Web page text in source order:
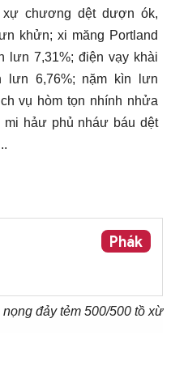
chương dệt dượn ók,
khửn; xi măng Portland
lưn 7,31%; điện vạy khài
lưn 6,76%; nặm kìn lưn
vụ hòm tọn nhính nhửa
hảư phủ nháư báu dệt
Phák
nọng đảy tẻm 500/500 tồ xừ